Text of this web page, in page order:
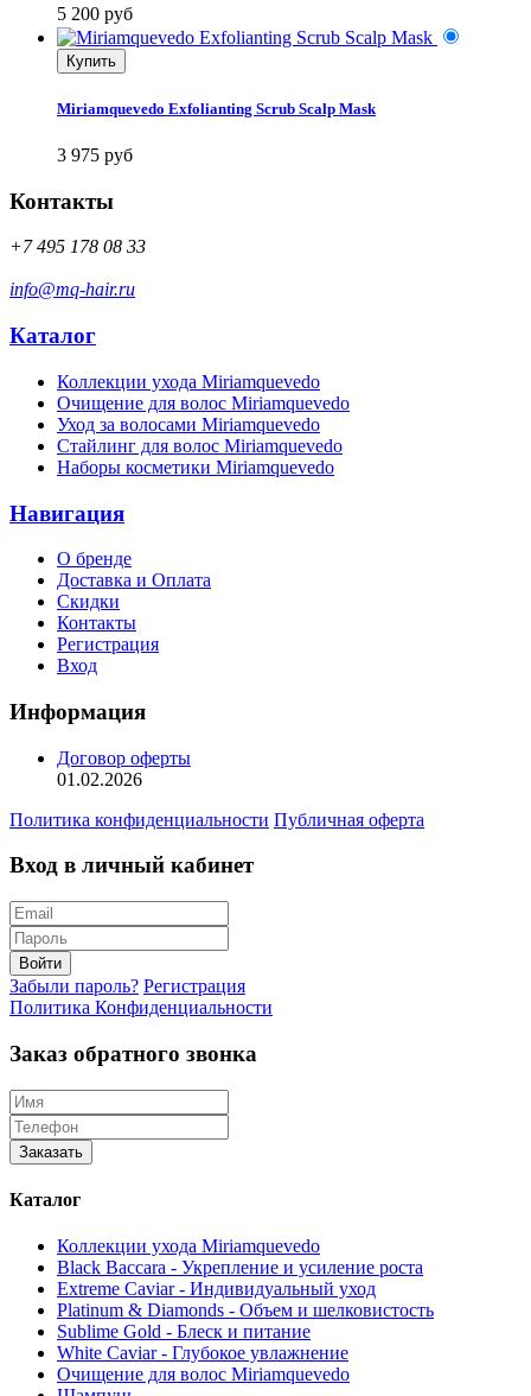
5 200 руб
Купить
Miriamquevedo Exfolianting Scrub Scalp Mask
3 975 руб
Контакты
+7 495 178 08 33
info@mq-hair.ru
Каталог
Коллекции ухода Miriamquevedo
Очищение для волос Miriamquevedo
Уход за волосами Miriamquevedo
Стайлинг для волос Miriamquevedo
Наборы косметики Miriamquevedo
Навигация
О бренде
Доставка и Оплата
Скидки
Контакты
Регистрация
Вход
Информация
Договор оферты
01.02.2026
Политика конфиденциальности Публичная оферта
Вход в личный кабинет
Войти
Забыли пароль? Регистрация
Политика Конфиденциальности
Заказ обратного звонка
Заказать
Каталог
Коллекции ухода Miriamquevedo
Black Baccara - Укрепление и усиление роста
Extreme Caviar - Индивидуальный уход
Platinum & Diamonds - Объем и шелковистость
Sublime Gold - Блеск и питание
White Caviar - Глубокое увлажнение
Очищение для волос Miriamquevedo